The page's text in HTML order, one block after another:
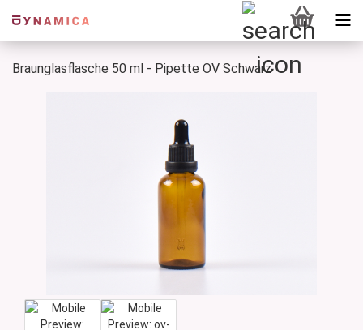
Braunglasflasche 50 ml - Pipette OV Schwarz